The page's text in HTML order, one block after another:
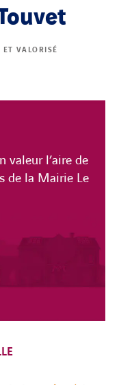
VALORISÉ
valeur l’aire de
de la Mairie Le